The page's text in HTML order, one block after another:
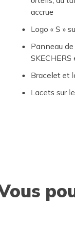
accrue
Logo « S »
Panneau
Bracelet et
Lacets sur